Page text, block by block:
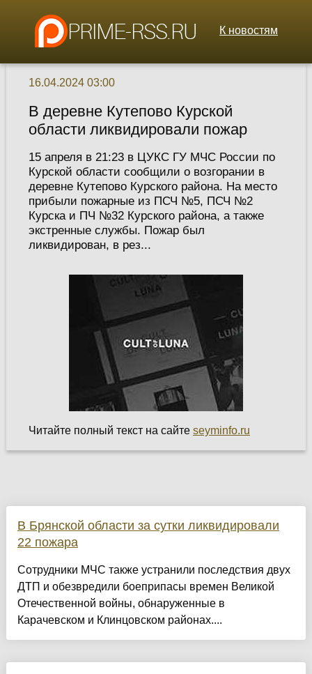
К новостям
16.04.2024 03:00
В деревне Кутепово Курской
области ликвидировали пожар
15 апреля в 21:23 в ЦУКС ГУ МЧС России по
Курской области сообщили о возгорании в
деревне Кутепово Курского района. На место
прибыли пожарные из ПСЧ №5, ПСЧ №2
Курска и ПЧ №32 Курского района, а также
экстренные службы. Пожар был
ликвидирован, в рез...
Читайте полный текст на сайте seyminfo.ru
В Брянской области за сутки ликвидировали
22 пожара
Сотрудники МЧС также устранили последствия двух
ДТП и обезвредили боеприпасы времен Великой
Отечественной войны, обнаруженные в
Карачевском и Клинцовском районах....